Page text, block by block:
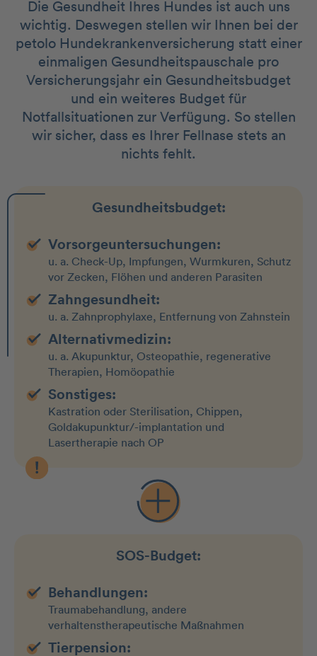
Die Gesundheit Ihres Hundes ist auch uns
wichtig. Deswegen stellen wir Ihnen bei der
petolo Hundekrankenversicherung statt einer
einmaligen Gesundheitspauschale pro
Versicherungsjahr ein Gesundheitsbudget
und ein weiteres Budget für
Notfallsituationen zur Verfügung. So stellen
wir sicher, dass es Ihrer Fellnase stets an
nichts fehlt.
Gesundheitsbudget:
Vorsorgeuntersuchungen:
u. a. Check-Up, Impfungen, Wurmkuren, Schutz
vor Zecken, Flöhen und anderen Parasiten
Zahngesundheit:
u. a. Zahnprophylaxe, Entfernung von Zahnstein
Alternativmedizin:
u. a. Akupunktur, Osteopathie, regenerative
Therapien, Homöopathie
Sonstiges:
Kastration oder Sterilisation, Chippen,
Goldakupunktur/-implantation und
Lasertherapie nach OP
SOS-Budget:
Behandlungen:
Traumabehandlung, andere
verhaltenstherapeutische Maßnahmen
Tierpension: